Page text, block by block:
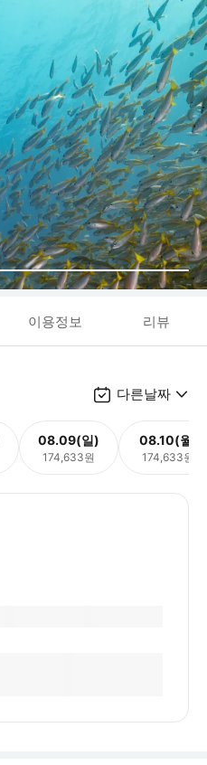
이용정보 리뷰
다른날짜
08.09(일)
174,633원
08.10(월)
174,633원